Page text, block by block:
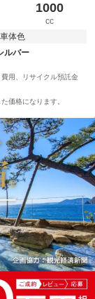
1000
cc
車体色
ルバー
用、リサイクル預託金
価格になります。